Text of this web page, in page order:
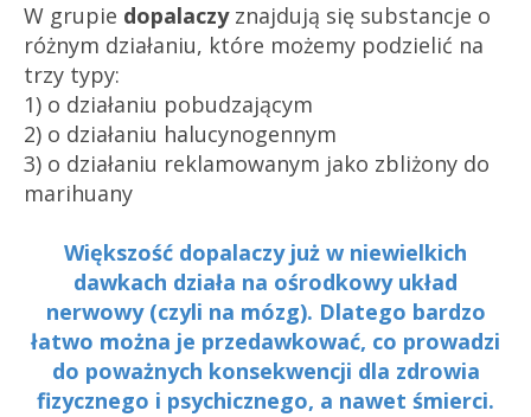
W grupie dopalaczyznajdują się substancje o
różnym działaniu, które możemy podzielić na
trzy typy:
1) o działaniu pobudzającym
2) o działaniu halucynogennym
3) o działaniu reklamowanym jako zbliżony do
marihuany
Większość dopalaczy już w niewielkich
dawkach działa na ośrodkowy układ
nerwowy (czyli na mózg). Dlatego bardzo
łatwo można je przedawkować, co prowadzi
do poważnych konsekwencji dla zdrowia
fizycznego i psychicznego, a nawet śmierci.